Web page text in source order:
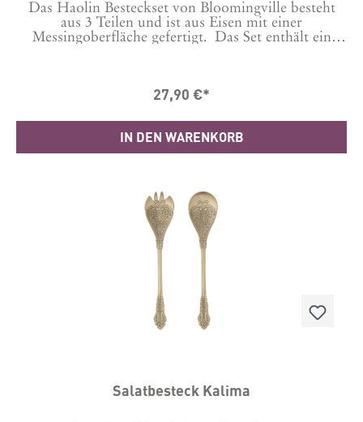
Das Haolin Besteckset von Bloomingville besteht
aus 3 Teilen und ist aus Eisen mit einer
Messingoberfläche gefertigt. Das Set enthält ein
wunderschön ins Gesamtbild einfügt. Dieses Käse-
Damit macht das Abendbrot gleich noch mehr Spaß
und auch bei der nächsten Party wird die Käseplatte
damit aufgewertet. Maße:Gabel: L14,5xW2,5
27,90 €*
IN DEN WARENKORB
Salatbesteck Kalima